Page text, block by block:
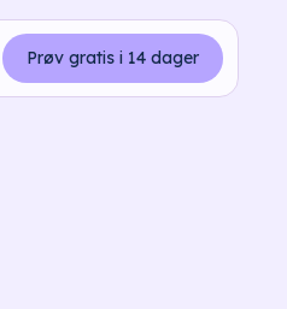
Prøv gratis i 14 dager